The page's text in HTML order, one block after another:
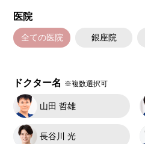
医院
全ての医院 銀座院
ドクター名 ※複数選択可
山田 哲雄
長谷川 光